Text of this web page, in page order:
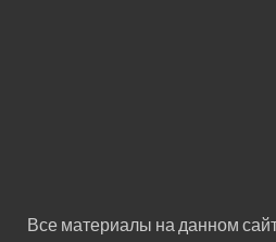
Все материалы на данном